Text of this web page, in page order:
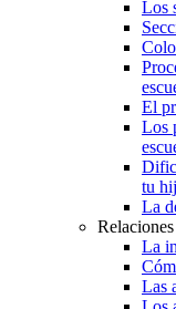
Los
El
Los
tu
La
La
Las